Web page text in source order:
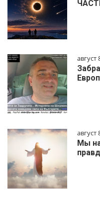
август
август
Мы